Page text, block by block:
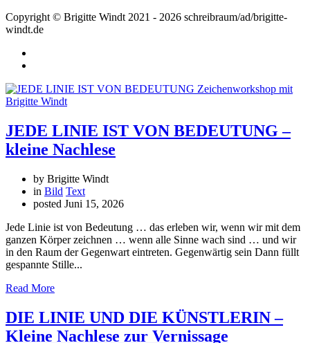
Copyright © Brigitte Windt 2021 - 2026 schreibraum/ad/brigitte-
windt.de
JEDE LINIE IST VON BEDEUTUNG –
kleine Nachlese
by Brigitte Windt
in Bild Text
posted Juni 15, 2026
Jede Linie ist von Bedeutung … das erleben wir, wenn wir mit dem
ganzen Körper zeichnen … wenn alle Sinne wach sind … und wir
in den Raum der Gegenwart eintreten. Gegenwärtig sein Dann füllt
gespannte Stille...
Read More
DIE LINIE UND DIE KÜNSTLERIN –
Kleine Nachlese zur Vernissage